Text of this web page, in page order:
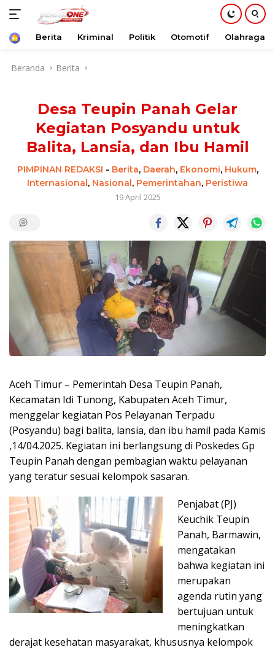
Beranda
Berita Kriminal Politik Otomotif Olahraga
Beranda Berita
Desa Teupin Panah Gelar
Kegiatan Posyandu untuk
Balita, Lansia, dan Ibu Hamil
PIMPINAN REDAKSI - Berita, Daerah, Ekonomi, Hukum,
Internasional, Nasional, Pemerintahan, Peristiwa
19 April 2025
Aceh Timur – Pemerintah Desa Teupin Panah,
Kecamatan Idi Tunong, Kabupaten Aceh Timur,
menggelar kegiatan Pos Pelayanan Terpadu
(Posyandu) bagi balita, lansia, dan ibu hamil pada Kamis
,14/04.2025. Kegiatan ini berlangsung di Poskedes Gp
Teupin Panah dengan pembagian waktu pelayanan
yang teratur sesuai kelompok sasaran.
Penjabat (PJ)
Keuchik Teupin
Panah, Barmawin,
mengatakan
bahwa kegiatan ini
merupakan
agenda rutin yang
bertujuan untuk
meningkatkan
derajat kesehatan masyarakat, khususnya kelompok